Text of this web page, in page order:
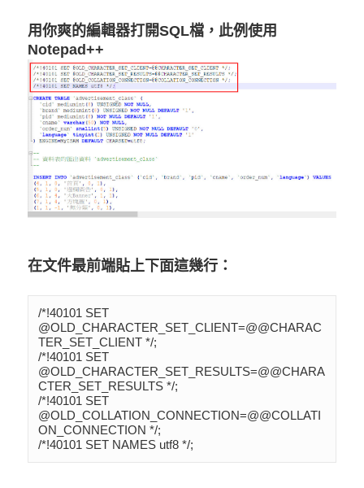
用你爽的編輯器打開SQL檔，此例使用
Notepad++
在文件最前端貼上下面這幾行：
/*!40101 SET
@OLD_CHARACTER_SET_CLIENT=@@CHARAC
TER_SET_CLIENT */;
/*!40101 SET
@OLD_CHARACTER_SET_RESULTS=@@CHARA
CTER_SET_RESULTS */;
/*!40101 SET
@OLD_COLLATION_CONNECTION=@@COLLATI
ON_CONNECTION */;
/*!40101 SET NAMES utf8 */;